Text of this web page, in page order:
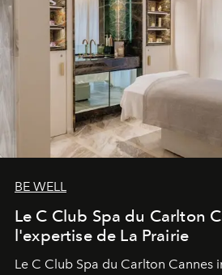
BE WELL
Le C Club Spa du Carlton
l'expertise de La Prairie
Le C Club Spa du Carlton Cannes